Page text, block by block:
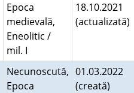
Epoca
medievală,
Eneolitic /
mil. I
18.10.2021
(actualizată)
Necunoscută,
Epoca
01.03.2022
(creată)